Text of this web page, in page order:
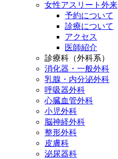
女性アスリート外来
予約について
診療について
アクセス
医師紹介
診療科（外科系）
消化器・一般外科
乳腺・内分泌外科
呼吸器外科
心臓血管外科
小児外科
脳神経外科
整形外科
皮膚科
泌尿器科